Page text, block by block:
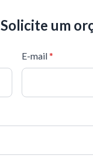
Solicite um
E-mail*